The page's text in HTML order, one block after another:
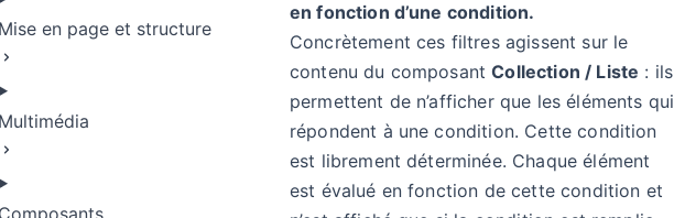
Mise en page et structure
Multimédia
Composants
en fonction d’une condition.
Concrètement ces filtres agissent sur le
contenu du composantCollection / Liste : ils
permettent de n’afficher que les éléments qui
répondent à une condition. Cette condition
est librement déterminée. Chaque élément
est évalué en fonction de cette condition et